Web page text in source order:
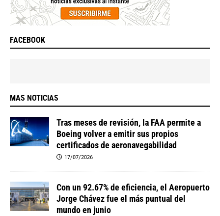
FACEBOOK
MAS NOTICIAS
Tras meses de revisión, la FAA permite a
Boeing volver a emitir sus propios
certificados de aeronavegabilidad
17/07/2026
Con un 92.67% de eficiencia, el Aeropuerto
Jorge Chávez fue el más puntual del
mundo en junio